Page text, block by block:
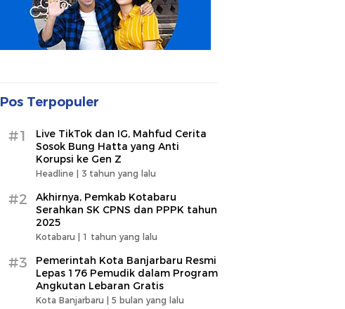
Pos Terpopuler
#1
Live TikTok dan IG, Mahfud Cerita
Sosok Bung Hatta yang Anti
Korupsi ke Gen Z
Headline | 3 tahun yang lalu
#2
Akhirnya, Pemkab Kotabaru
Serahkan SK CPNS dan PPPK tahun
2025
Kotabaru | 1 tahun yang lalu
#3
Pemerintah Kota Banjarbaru Resmi
Lepas 176 Pemudik dalam Program
Angkutan Lebaran Gratis
Kota Banjarbaru | 5 bulan yang lalu